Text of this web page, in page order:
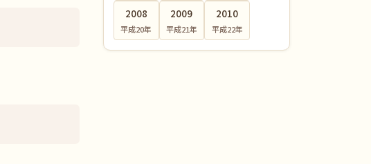
2008
平成20年
2009
平成21年
2010
平成22年